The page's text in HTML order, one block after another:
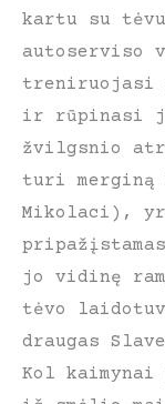
kartu su
autoserviso
treniruojasi
ir rūpinasi
žvilgsnio
turi merginą
Mikolaci),
jo vidinę
tėvo
draugas
Kol